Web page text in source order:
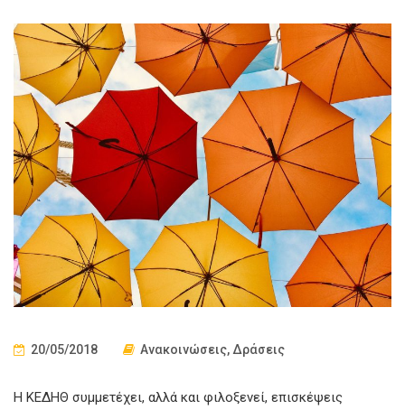
20/05/2018 Ανακοινώσεις, Δράσεις
Η ΚΕΔΗΘ συμμετέχει, αλλά και φιλοξενεί, επισκέψεις